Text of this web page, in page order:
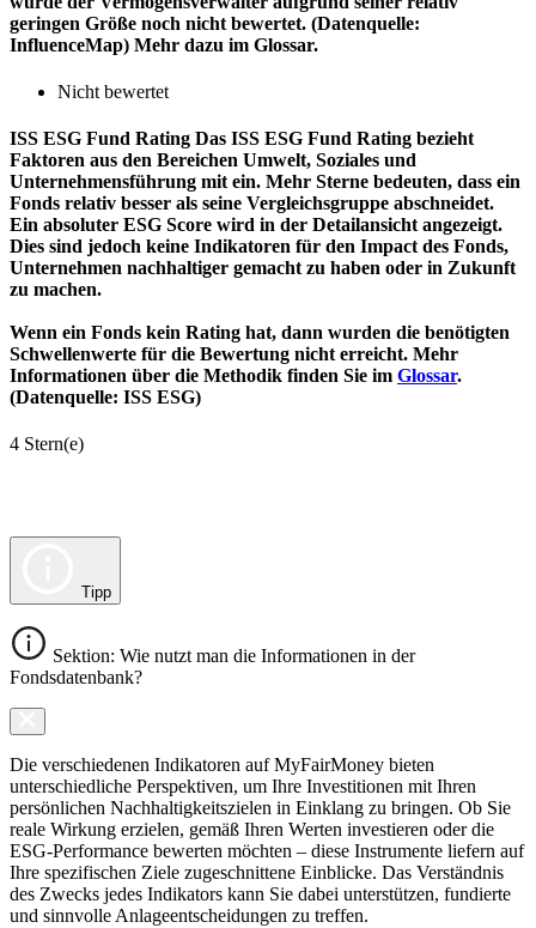
geringen Größe noch nicht bewertet. (Datenquelle:
InfluenceMap) Mehr dazu im Glossar.
Nicht bewertet
ISS ESG Fund Rating Das ISS ESG Fund Rating bezieht
Faktoren aus den Bereichen Umwelt, Soziales und
Unternehmensführung mit ein. Mehr Sterne bedeuten, dass ein
Fonds relativ besser als seine Vergleichsgruppe abschneidet.
Ein absoluter ESG Score wird in der Detailansicht angezeigt.
Dies sind jedoch keine Indikatoren für den Impact des Fonds,
Unternehmen nachhaltiger gemacht zu haben oder in Zukunft
zu machen.
Wenn ein Fonds kein Rating hat, dann wurden die benötigten
Schwellenwerte für die Bewertung nicht erreicht. Mehr
Informationen über die Methodik finden Sie im Glossar.
(Datenquelle: ISS ESG)
4 Stern(e)
Tipp
Sektion: Wie nutzt man die Informationen in der
Fondsdatenbank?
Die verschiedenen Indikatoren auf MyFairMoney bieten
unterschiedliche Perspektiven, um Ihre Investitionen mit Ihren
persönlichen Nachhaltigkeitszielen in Einklang zu bringen. Ob Sie
reale Wirkung erzielen, gemäß Ihren Werten investieren oder die
ESG-Performance bewerten möchten – diese Instrumente liefern auf
Ihre spezifischen Ziele zugeschnittene Einblicke. Das Verständnis
des Zwecks jedes Indikators kann Sie dabei unterstützen, fundierte
und sinnvolle Anlageentscheidungen zu treffen.